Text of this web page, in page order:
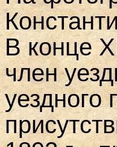
В конце
член
уездного